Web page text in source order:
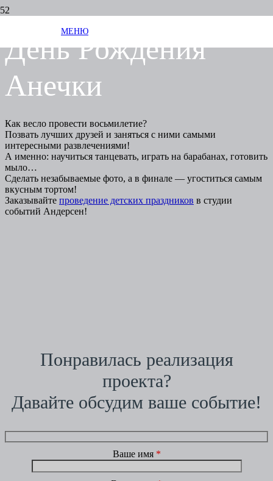
МЕНЮ
День Рождения
Анечки
Как весло провести восьмилетие?
Позвать лучших друзей и заняться с ними самыми
интересными развлечениями!
А именно: научиться танцевать, играть на барабанах, готовить
мыло…
Сделать незабываемые фото, а в финале — угоститься самым
вкусным тортом!
Заказывайте проведение детских праздников в студии
событий Андерсен!
Понравилась реализация
проекта?
Давайте обсудим ваше событие!
Ваше имя *